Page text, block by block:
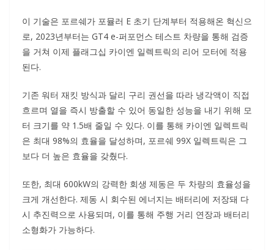
이 기술은 포르쉐가 포뮬러 E 초기 단계부터 적용해온 혁신으
로, 2023년부터는 GT4 e-퍼포먼스 테스트 차량을 통해 검증
을 거쳐 이제 플래그십 카이엔 일렉트릭의 리어 모터에 적용
된다.
기존 워터 재킷 방식과 달리 구리 권선을 따라 냉각액이 직접
흐르며 열을 즉시 방출할 수 있어 동일한 성능을 내기 위해 모
터 크기를 약 1.5배 줄일 수 있다. 이를 통해 카이엔 일렉트릭
은 최대 98%의 효율을 달성하며, 포르쉐 99X 일렉트릭은 그
보다 더 높은 효율을 갖췄다.
또한, 최대 600kW의 강력한 회생 제동은 두 차량의 효율성을
크게 개선한다. 제동 시 회수된 에너지는 배터리에 저장돼 다
시 추진력으로 사용되며, 이를 통해 주행 거리 연장과 배터리
소형화가 가능하다.